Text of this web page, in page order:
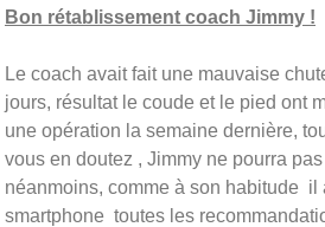
Bon rétablissement coach Jimmy !
Le coach avait fait une mauvaise
jours, résultat le coude et le pied ont
une opération la semaine dernière,
vous en doutez , Jimmy ne pourra
néanmoins, comme à son habitude il
smartphone toutes les